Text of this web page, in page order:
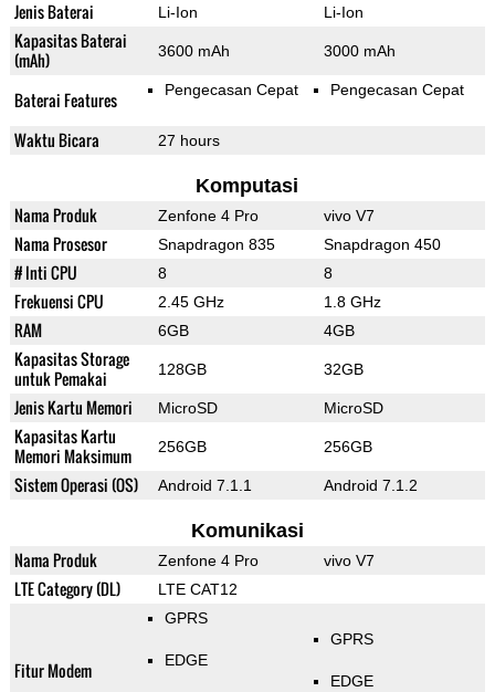
Jenis Baterai Li-Ion Li-Ion
Kapasitas Baterai
(mAh)
3600 mAh 3000 mAh
Baterai Features Pengecasan Cepat Pengecasan Cepat
Waktu Bicara 27 hours
Komputasi
Nama Produk Zenfone 4 Pro vivo V7
Nama Prosesor Snapdragon 835 Snapdragon 450
# Inti CPU 8 8
Frekuensi CPU 2.45 GHz 1.8 GHz
RAM 6GB 4GB
Kapasitas Storage
untuk Pemakai
128GB 32GB
Jenis Kartu Memori MicroSD MicroSD
Kapasitas Kartu
Memori Maksimum
256GB 256GB
Sistem Operasi (OS) Android 7.1.1 Android 7.1.2
Komunikasi
Nama Produk Zenfone 4 Pro vivo V7
LTE Category (DL) LTE CAT12
Fitur Modem
GPRS
EDGE
GPRS
EDGE